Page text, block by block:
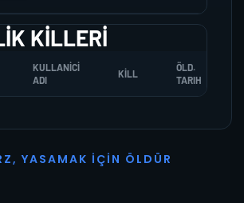
KILLERI
KULLANICI
ADI
KILL
ÖLD.
TARIH
Z, YASAMAK İ ÇI N Ö L D Ü R